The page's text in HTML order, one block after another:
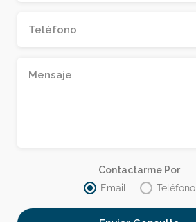
Contactarme Por
Email
Teléfono